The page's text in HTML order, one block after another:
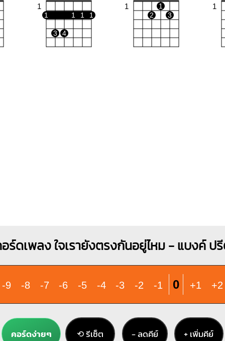
1
1 1 1 1
3 4
1
1
2
3
1
ร์ดเพลง ใจเรายังตรงกันอยู่ไหม - แบงค์ ป
-9 -8 -7 -6 -5 -4 -3 -2 -1 0 +1 +2
คอร์ดง่ายๆ ⟲ รีเซ็ต − ลดคีย์ + เพิ่มคีย์